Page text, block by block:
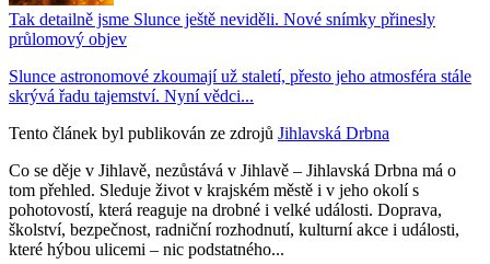
Tak detailně jsme Slunce ještě neviděli. Nové snímky přinesly
průlomový objev
Slunce astronomové zkoumají už staletí, přesto jeho atmosféra stále
skrývá řadu tajemství. Nyní vědci...
Tento článek byl publikován ze zdrojů Jihlavská Drbna
Co se děje v Jihlavě, nezůstává v Jihlavě – Jihlavská Drbna má o
tom přehled. Sleduje život v krajském městě i v jeho okolí s
pohotovostí, která reaguje na drobné i velké události. Doprava,
školství, bezpečnost, radniční rozhodnutí, kulturní akce i události,
které hýbou ulicemi – nic podstatného...